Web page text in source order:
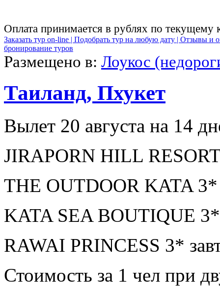
Оплата принимается в рублях по текущему
Заказать тур on-line | Подобрать тур на любую дату | Отзывы и
бронирование туров
Размещено в: Лоукос
Таиланд, Пхукет
Вылет 20 августа на 14
JIRAPORN HILL
THE OUTDOOR KATA 3*
KATA SEA BOUTIQUE 3*
RAWAI PRINCESS 3*
Стоимость за 1 чел при